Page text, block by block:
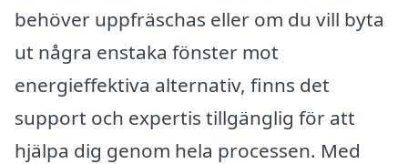
behöver uppfräschas eller om du vill byta
ut några enstaka fönster mot
energieffektiva alternativ, finns det
support och expertis tillgänglig för att
hjälpa dig genom hela processen. Med